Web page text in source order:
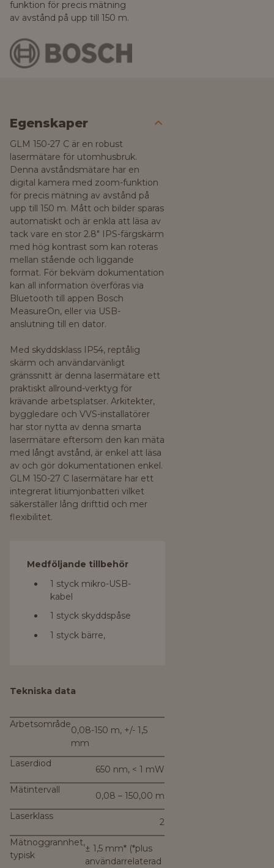
funktion för precis mätning
av avstånd på upp till 150 m.
Egenskaper
GLM 150-27 C är en robust
lasermätare för utomhusbruk.
Denna avståndsmätare har en
digital kamera med zoom-funktion
för precis mätning av avstånd på
upp till 150 m. Mått och bilder sparas
automatiskt och är enkla att läsa av
tack vare en stor 2.8" IPS-färgskärm
med hög kontrast som kan roteras
mellan stående och liggande
format. För bekväm dokumentation
kan all information överföras via
Bluetooth till appen Bosch
MeasureOn, eller via USB-
anslutning till en dator.
Med skyddsklass IP54, reptålig
skärm och användarvänligt
gränssnitt är denna lasermätare ett
praktiskt allround-verktyg för
krävande arbetsplatser. Arkitekter,
byggledare och VVS-installatörer
har stor nytta av denna smarta
lasermätare eftersom den kan mäta
med långt avstånd, är enkel att läsa
av och gör dokumentationen enkel.
GLM 150-27 C lasermätare har ett
integrerat litiumjonbatteri vilket
säkerställer lång drifttid och mer
flexibilitet.
Medföljande tillbehör
1 styck mikro-USB-
kabel
1 styck skyddspåse
1 styck bärre,
Tekniska data
Arbetsområde
0,08-150 m, +/- 1,5
mm
Laserdiod
650 nm, < 1 mW
Mätintervall
0,08 – 150,00 m
Laserklass
2
Mätnoggrannhet,
typisk
± 1,5 mm* (*plus
användarrelaterad